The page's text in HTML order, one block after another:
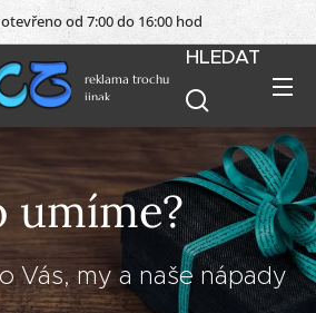
od 7:00 do 16:00 hod
reklama trochu
jinak
HLEDAT
umíme?
Vás, my a naše nápady